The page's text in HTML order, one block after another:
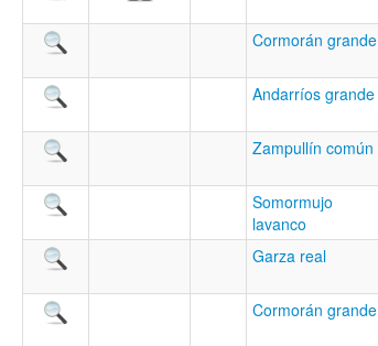
Cormorán grande
Andarríos grande
Zampullín común
Somormujo
lavanco
Garza real
Cormorán grande